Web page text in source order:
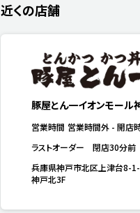
近くの店舗
豚屋とん一イオンモール
営業時間 営業時間外 - 開店
ラストオーダー　閉店30分前
兵庫県神戸市北区上津台8-1-
神戸北3F